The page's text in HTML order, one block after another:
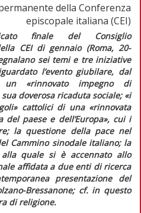
della Conferenza
episcopale italiana (CEI)
finaledel Consiglio
CEI di gennaio (Roma, 20-
sei temi e tre iniziative
l’evento giubilare, dal
un «rinnovato impegno di
doverosa ricaduta sociale; «i
cattolici di una «rinnovata
paese e dell’Europa»,cui i
la questione della pace nel
Cammino sinodale italiano; la
quale si è accennato allo
affidata a due enti di ricerca
presentazione del
Bressanone; cf. in questo
di religione.